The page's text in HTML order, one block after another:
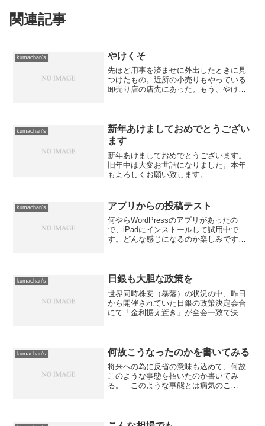
関連記事
kumachan's やけくそ
先ほど用事を済ませに外出したときに見
つけたもの。近所の小売りもやっている
卸売り店の店先にあった。もう、やけく
kumachan's
新年あけましておめでとうござい
ます
新年あけましておめでとうございます。
旧年中は大変お世話になりました。本年
もよろしくお願い致します。
kumachan's アプリからの投稿テスト
何やらWordPressのアプリがあったの
で、iPadにインストールして試用中で
す。どんな感じになるのか楽しみです。
kumachan's 日銀も大胆な政策を
世界同時株安（暴落）の状況の中、昨日
から開催されていた日銀の政策決定会合
にて「金利据え置き」が全会一致で決定
株安の状況になっている以...
kumachan's 何故こうなったのかを書いてみる
将来への為に反省の意味も込めて、何故
このような事態を招いたのか書いてみ
る。 このような事態とは病気のこ
れるのは、仕事に関して止まるこ...